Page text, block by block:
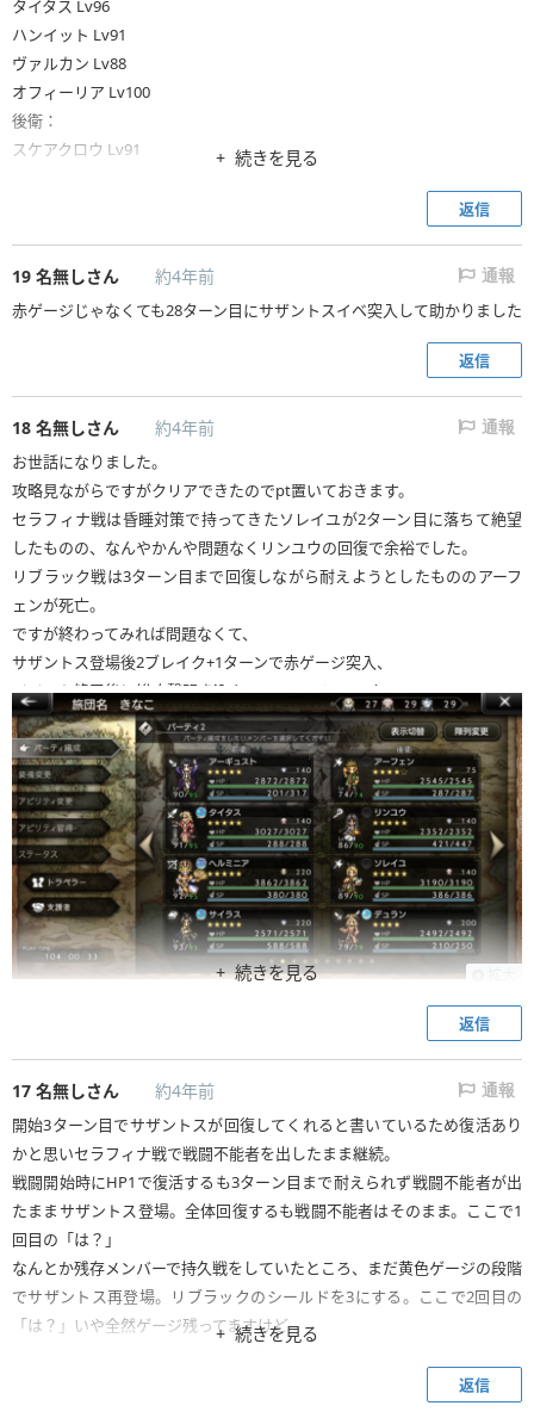
タイタス Lv96
ハンイット Lv91
ヴァルカン Lv88
オフィーリア Lv100
後衛：
スケアクロウ Lv91
ヴァルカンのエレメントクラッシュと大乱光明魔法。
あとは支援者。
わずかに削りきれなかった分は、次ターンにヒースコートの刹那でクロー
ズ。
続きを見る
返信
19 名無しさん 約4年前 通報
赤ゲージじゃなくても28ターン目にサザントスイベ突入して助かりました
返信
18 名無しさん 約4年前 通報
お世話になりました。
攻略見ながらですがクリアできたのでpt置いておきます。
セラフィナ戦は昏睡対策で持ってきたソレイユが2ターン目に落ちて絶望
したものの、なんやかんや問題なくリンユウの回復で余裕でした。
リブラック戦は3ターン目まで回復しながら耐えようとしたもののアーフ
ェンが死亡。
ですが終わってみれば問題なくて、
サザントス登場後2ブレイク+1ターンで赤ゲージ突入、
イベント終了後に総攻撃叩き込んでフィニッシュです。
とにかくリンユウが強すぎてこんな刺さってないキャラばかりでもクリア
できました。
リブラック戦サイラス一度も行動してない…
続きを見る
返信
17 名無しさん 約4年前 通報
開始3ターン目でサザントスが回復してくれると書いているため復活あり
かと思いセラフィナ戦で戦闘不能者を出したまま継続。
戦闘開始時にHP1で復活するも3ターン目まで耐えられず戦闘不能者が出
たままサザントス登場。全体回復するも戦闘不能者はそのまま。ここで1
回目の「は？」
なんとか残存メンバーで持久戦をしていたところ、まだ黄色ゲージの段階
でサザントス再登場。リブラックのシールドを3にする。ここで2回目の
「は？」いや全然ゲージ残ってますけど…
体睡眠攻撃で前衛棒立ちからの「ディストーション」3連発でパーティ壊
続きを見る
返信